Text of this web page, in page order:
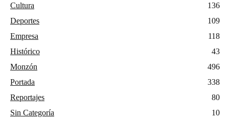
Cultura
136
Deportes
109
Empresa
118
Histórico
43
Monzón
496
Portada
338
Reportajes
80
Sin Categoría
10